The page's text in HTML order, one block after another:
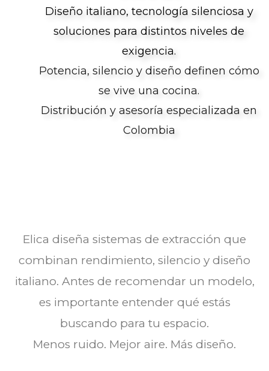
Diseño italiano, tecnología silenciosa y
soluciones para distintos niveles de
exigencia.
Potencia, silencio y diseño definen cómo
se vive una cocina.
Distribución y asesoría especializada en
Colombia
Elica diseña sistemas de extracción que
combinan rendimiento, silencio y diseño
italiano. Antes de recomendar un modelo,
es importante entender qué estás
buscando para tu espacio.
Menos ruido. Mejor aire. Más diseño.